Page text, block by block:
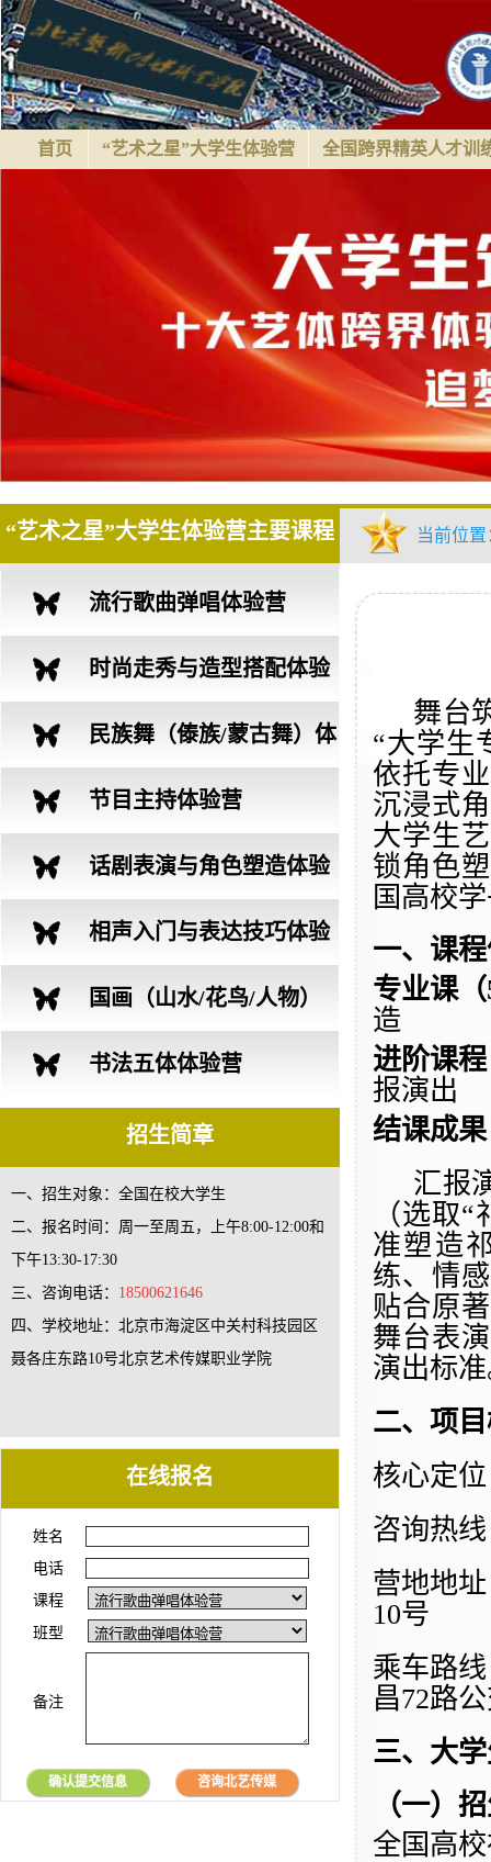
首页 “艺术之星”大学生体验营 全国跨界精英人才训
当前位置
舞台
“大学生
依托专
沉浸式
大学生
锁角色
国高校
一、 课
专业课（
造
进阶课
报演出
结课成
汇报
（选取“
准塑造
练、情
贴合原
舞台表
演出标
二、项
核心定
咨询热
营地地
10号
乘车路
昌72路
三、 大
（一）
全国高
“艺术之星”大学生体验营主要课程
流行歌曲弹唱体验营
时尚走秀与造型搭配体验
民族舞（傣族/蒙古舞）体
验营 节目主持体验营
话剧表演与角色塑造体验
相声入门与表达技巧体验
国画（山水/花鸟/人物）
创作体验营书法五体体验营
招生简章
一、招生对象：全国在校大学生
二、报名时间：周一至周五，上午8:00-12:00和
下午13:30-17:30
三、咨询电话： 18500621646
四、学校地址：北京市海淀区中关村科技园区
聂各庄东路10号北京艺术传媒职业学院
在线报名
姓名
电话
课程
班型
备注
确认提交信息 咨询北艺传媒